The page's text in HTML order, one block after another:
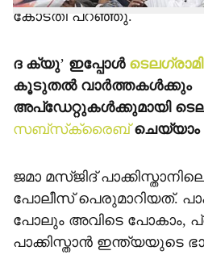
കോടതി പറഞ്ഞു.
ദ ക്യു’ ഇപ്പോള്‍
കൂടുതല്‍ വാര്‍ത്തകള്‍ക്കും
അപ്‌ഡേറ്റുകള്‍ക്കുമായി
സബ്‌സ്‌ക്രൈബ് ചെയ്യാം
ജമാ മസ്ജിദ്
പോലീസ് പെരുമാറിയത്.
പോലും അവിടെ പോകാം,
പാക്കിസ്താന്‍ ഇന്ത്യയുടെ